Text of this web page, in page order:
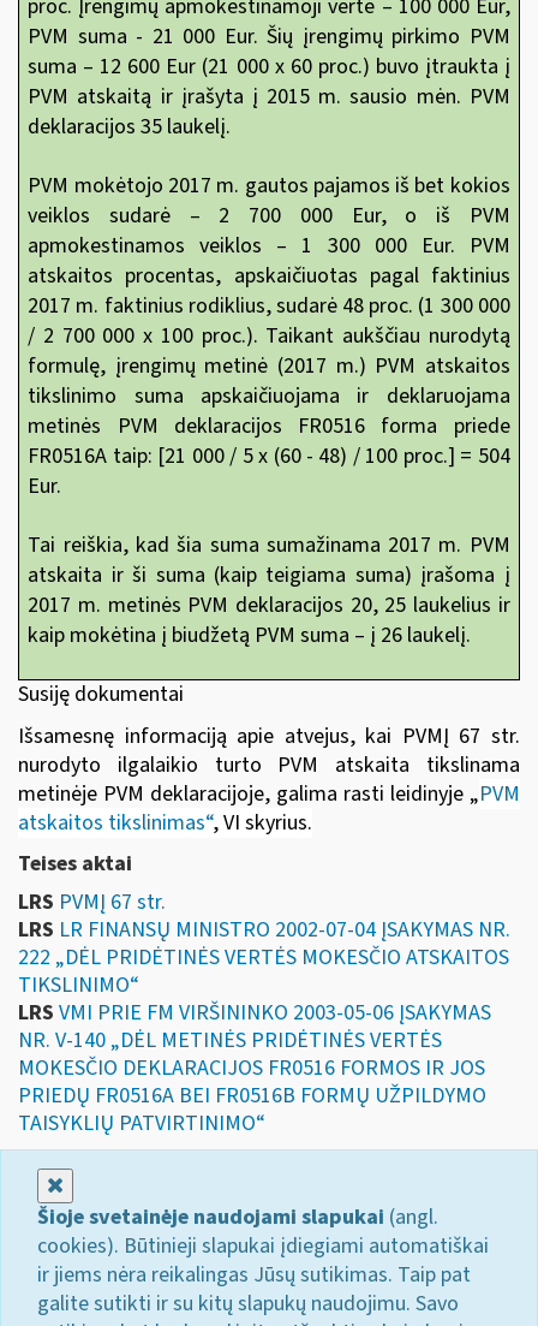
proc. Įrengimų apmokestinamoji vertė – 100 000 Eur,
PVM suma - 21 000 Eur. Šių įrengimų pirkimo PVM
suma – 12 600 Eur (21 000 x 60 proc.) buvo įtraukta į
PVM atskaitą ir įrašyta į 2015 m. sausio mėn. PVM
deklaracijos 35 laukelį.
PVM mokėtojo 2017 m. gautos pajamos iš bet kokios
veiklos sudarė – 2 700 000 Eur, o iš PVM
apmokestinamos veiklos – 1 300 000 Eur. PVM
atskaitos procentas, apskaičiuotas pagal faktinius
2017 m. faktinius rodiklius, sudarė 48 proc. (1 300 000
/ 2 700 000 x 100 proc.). Taikant aukščiau nurodytą
formulę, įrengimų metinė (2017 m.) PVM atskaitos
tikslinimo suma apskaičiuojama ir deklaruojama
metinės PVM deklaracijos FR0516 forma priede
FR0516A taip: [21 000 / 5 x (60 - 48) / 100 proc.] = 504
Eur.
Tai reiškia, kad šia suma sumažinama 2017 m. PVM
atskaita ir ši suma (kaip teigiama suma) įrašoma į
2017 m. metinės PVM deklaracijos 20, 25 laukelius ir
kaip mokėtina į biudžetą PVM suma – į 26 laukelį.
Susiję dokumentai
Išsamesnę informaciją apie atvejus, kai PVMĮ 67 str.
nurodyto ilgalaikio turto PVM atskaita tikslinama
metinėje PVM deklaracijoje, galima rasti leidinyje „PVM
atskaitos tikslinimas“, VI skyrius.
Teises aktai
LRS PVMĮ 67 str.
LRS LR FINANSŲ MINISTRO 2002-07-04 ĮSAKYMAS NR.
222 „DĖL PRIDĖTINĖS VERTĖS MOKESČIO ATSKAITOS
TIKSLINIMO“
LRS VMI PRIE FM VIRŠININKO 2003-05-06 ĮSAKYMAS
NR. V-140 „DĖL METINĖS PRIDĖTINĖS VERTĖS
MOKESČIO DEKLARACIJOS FR0516 FORMOS IR JOS
PRIEDŲ FR0516A BEI FR0516B FORMŲ UŽPILDYMO
TAISYKLIŲ PATVIRTINIMO“
Šioje svetainėje naudojami slapukai (angl.
cookies). Būtinieji slapukai įdiegiami automatiškai
ir jiems nėra reikalingas Jūsų sutikimas. Taip pat
galite sutikti ir su kitų slapukų naudojimu. Savo